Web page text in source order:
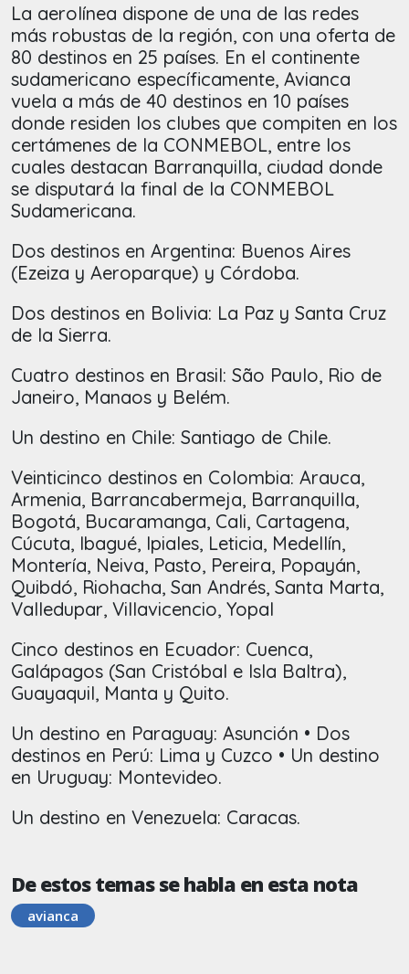
La aerolínea dispone de una de las redes
más robustas de la región, con una oferta de
80 destinos en 25 países. En el continente
sudamericano específicamente, Avianca
vuela a más de 40 destinos en 10 países
donde residen los clubes que compiten en los
certámenes de la CONMEBOL, entre los
cuales destacan Barranquilla, ciudad donde
se disputará la final de la CONMEBOL
Sudamericana.
Dos destinos en Argentina: Buenos Aires
(Ezeiza y Aeroparque) y Córdoba.
Dos destinos en Bolivia: La Paz y Santa Cruz
de la Sierra.
Cuatro destinos en Brasil: São Paulo, Rio de
Janeiro, Manaos y Belém.
Un destino en Chile: Santiago de Chile.
Veinticinco destinos en Colombia: Arauca,
Armenia, Barrancabermeja, Barranquilla,
Bogotá, Bucaramanga, Cali, Cartagena,
Cúcuta, Ibagué, Ipiales, Leticia, Medellín,
Montería, Neiva, Pasto, Pereira, Popayán,
Quibdó, Riohacha, San Andrés, Santa Marta,
Valledupar, Villavicencio, Yopal
Cinco destinos en Ecuador: Cuenca,
Galápagos (San Cristóbal e Isla Baltra),
Guayaquil, Manta y Quito.
Un destino en Paraguay: Asunción • Dos
destinos en Perú: Lima y Cuzco • Un destino
en Uruguay: Montevideo.
Un destino en Venezuela: Caracas.
De estos temas se habla en esta nota
avianca